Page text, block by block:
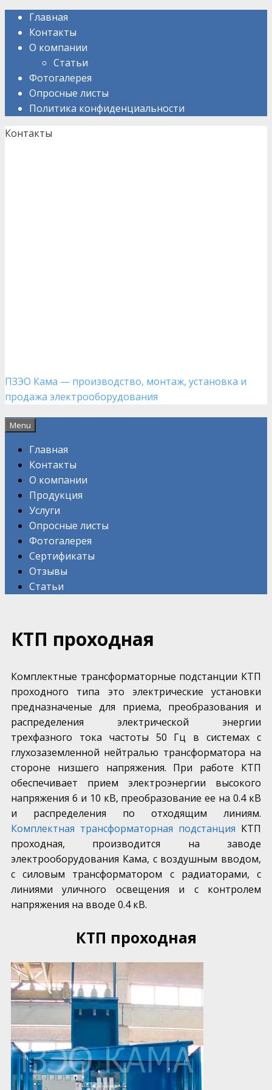
Skip
content
Главная
Контакты
О компании
Статьи
Фотогалерея
Опросные листы
Политика конфиденциальности
Контакты
ПЗЭО Кама — производство, монтаж, установка и
продажа электрооборудования
Menu
Главная
Контакты
О компании
Продукция
Услуги
Опросные листы
Фотогалерея
Сертификаты
Отзывы
Статьи
КТП проходная
Комплектные трансформаторные подстанции КТП
проходного типа это электрические установки
предназначеные для приема, преобразования и
распределения электрической энергии
трехфазного тока частоты 50 Гц в системах с
глухозаземленной нейтралью трансформатора на
стороне низшего напряжения. При работе КТП
обеспечивает прием электроэнергии высокого
напряжения 6 и 10 кВ, преобразование ее на 0.4 кВ
и распределения по отходящим линиям.
Комплектная трансформаторная подстанция КТП
проходная, производится на заводе
электрооборудования Кама, с воздушным вводом,
с силовым трансформатором с радиаторами, с
линиями уличного освещения и с контролем
напряжения на вводе 0.4 кВ.
КТП проходная